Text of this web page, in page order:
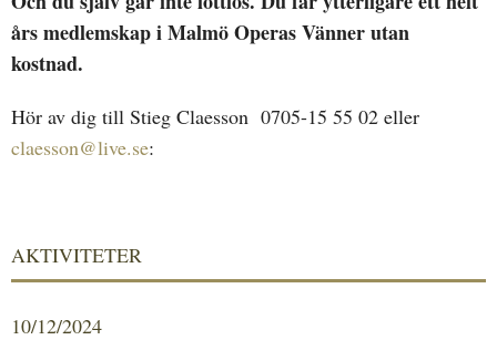
års medlemskap i Malmö Operas Vänner utan
kostnad.
Hör av dig till Stieg Claesson 0705-15 55 02 eller
claesson@live.se:
AKTIVITETER
10/12/2024